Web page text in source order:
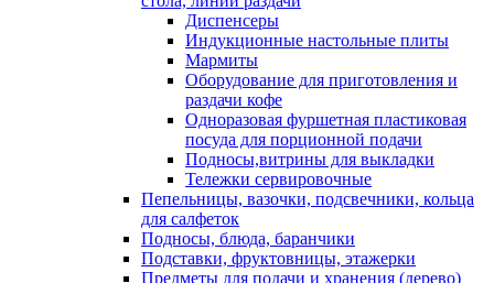
Диспенсеры
Индукционные настольные плиты
Мармиты
Оборудование для приготовления и
раздачи кофе
Одноразовая фуршетная пластиковая
посуда для порционной подачи
Подносы,витрины для выкладки
Тележки сервировочные
Пепельницы, вазочки, подсвечники, кольца
для салфеток
Подносы, блюда, баранчики
Подставки, фруктовницы, этажерки
Предметы для подачи и хранения (дерево)